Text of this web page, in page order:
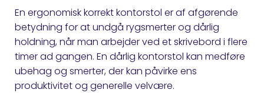
En ergonomisk korrekt kontorstol er af afgørende
betydning for at undgå rygsmerter og dårlig
holdning, når man arbejder ved et skrivebord i flere
timer ad gangen. En dårlig kontorstol kan medføre
ubehag og smerter, der kan påvirke ens
produktivitet og generelle velvære.